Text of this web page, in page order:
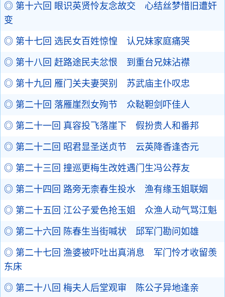
◎ 第十六回 眼识英贤怜友念故交 心结丝梦惜旧遭奸
变
◎ 第十七回 选民女百姓惊惶 认兄妹家庭痛哭
◎ 第十八回 赶路途民夫忿恨 到重台兄妹沾襟
◎ 第十九回 雁门关夫妻哭别 苏武庙主仆叹忠
◎ 第二十回 落雁崖烈女殉节 众鞑靼剑吓佳人
◎ 第二十一回 真容投飞落崖下 假扮贵人和番邦
◎ 第二十二回 昭君显圣送贞节 云英降香逢杏元
◎ 第二十三回 撞巡更梅生改姓遇门生冯公荐友
◎ 第二十四回 路旁无柰春生投水 渔有缘玉姐联姻
◎ 第二十五回 江公子爱色抢玉姐 众渔人动气骂江魁
◎ 第二十六回 陈春生当街喊状 邱军门勘问如雄
◎ 第二十七回 渔婆被吓吐出真消息 军门怜才收留羡
东床
◎ 第二十八回 梅夫人后堂观审 陈公子异地逢亲